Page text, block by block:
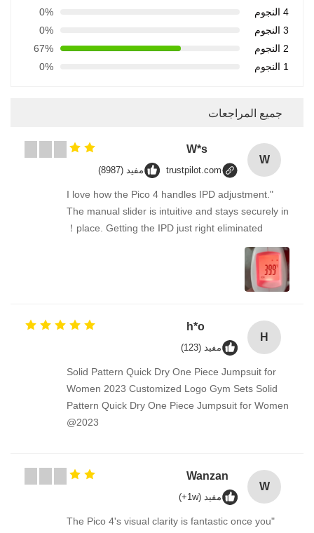
4 النجوم
0%
3 النجوم
0%
2 النجوم
67%
1 النجوم
0%
جميع المراجعات
W
W*s
trustpilot.com مفيد (8987)
"I love how the Pico 4 handles IPD adjustment.
The manual slider is intuitive and stays securely in
place. Getting the IPD just right eliminated！
H
h*o
مفيد (123)
Solid Pattern Quick Dry One Piece Jumpsuit for
Women 2023 Customized Logo Gym Sets Solid
Pattern Quick Dry One Piece Jumpsuit for Women
2023@
W
Wanzan
مفيد (1w+)
"The Pico 4's visual clarity is fantastic once you